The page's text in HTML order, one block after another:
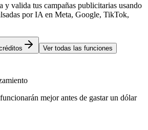
y valida tus campañas publicitarias usando
por IA en Meta, Google, TikTok,
Ver todas las funciones
mejor antes de gastar un dólar